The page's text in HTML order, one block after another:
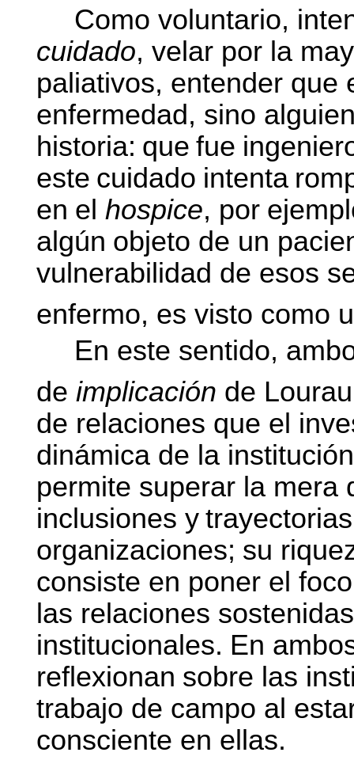
Como voluntario,
cuidado, velar por la
paliativos, entender que
enfermedad, sino
historia: que fue
este cuidado intenta
en el hospice, por
algún objeto de un
vulnerabilidad de esos
enfermo, es visto como
En este sentido,
de implicación de
de relaciones que el
dinámica de la institución
permite superar la mera
inclusiones y trayectorias
organizaciones; su
consiste en poner el
las relaciones
institucionales. En
reflexionan sobre las
trabajo de campo al
consciente en ellas.